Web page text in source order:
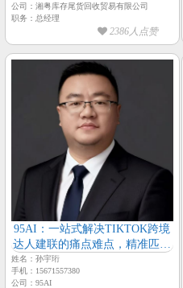
公司：湘粤库存尾货回收贸易有限公司
职务：总经理
2386人点赞
95AI：一站式解决TIKTOK跨境
达人建联的痛点难点，精准匹配
精细化运营完成商家降本增效的
诉求【孙宇珩-95AI-主理人】
姓名：孙宇珩
手机：15671557380
公司：95AI